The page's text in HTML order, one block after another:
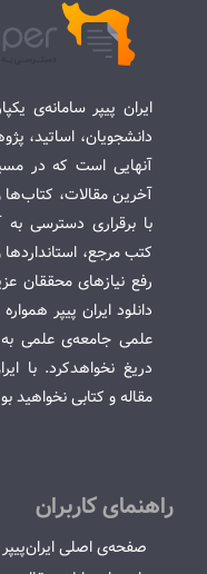
ایران پیپر سامانه‌ی
دانشجویان، اساتید،
آنهایی است که در
آخرین مقالات،
با برقراری دسترسی به
کتب مرجع،
رفع نیازهای محققان
دانلود ایران پیپر
علمی جامعه‌ی علمی
دریغ نخواهدکرد. با
مقاله و کتابی نخواهید
راهنمای کاربران
صفحه‌ی اصلی ایران‌پیپر